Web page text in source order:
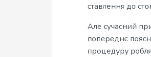
ставлення до
Але сучасний
попереднє
процедуру